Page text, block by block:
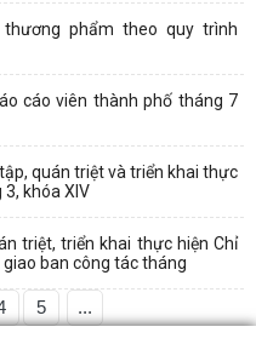
phẩm theo quy trình
cáo viên thành phố tháng 7
quán triệt và triển khai thực
3, khóa XIV
triệt, triển khai thực hiện Chỉ
ban công tác tháng
5 ...